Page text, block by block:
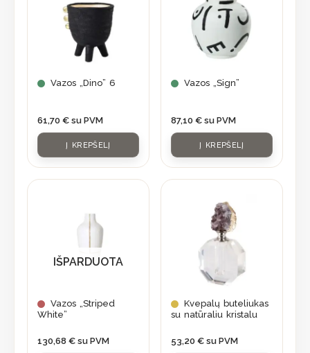
Vazos „Dino” 6
61,70 € su PVM
Į KREPŠELĮ
Vazos „Sign”
87,10 € su PVM
Į KREPŠELĮ
IŠPARDUOTA
Vazos „Striped
White”
130,68 € su PVM
Kvepalų buteliukas
su natūraliu kristalu
53,20 € su PVM